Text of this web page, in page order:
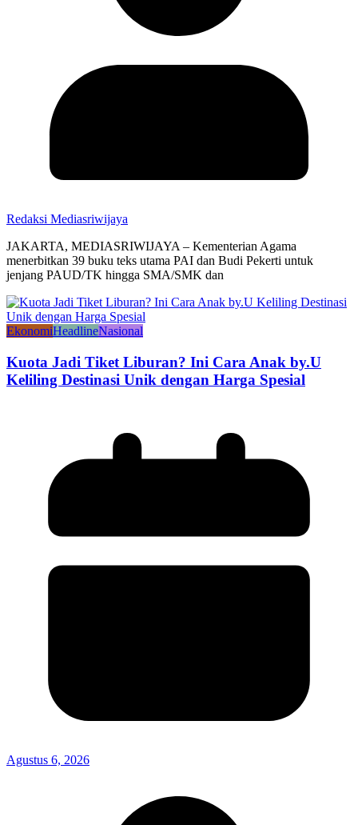
Redaksi Mediasriwijaya
JAKARTA, MEDIASRIWIJAYA – Kementerian Agama
menerbitkan 39 buku teks utama PAI dan Budi Pekerti untuk
jenjang PAUD/TK hingga SMA/SMK dan
EkonomiHeadlineNasional
Kuota Jadi Tiket Liburan? Ini Cara Anak by.U
Keliling Destinasi Unik dengan Harga Spesial
Agustus 6, 2026